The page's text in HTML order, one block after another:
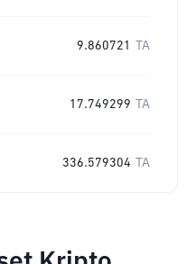
9.860721 TA
17.749299 TA
336.579304 TA